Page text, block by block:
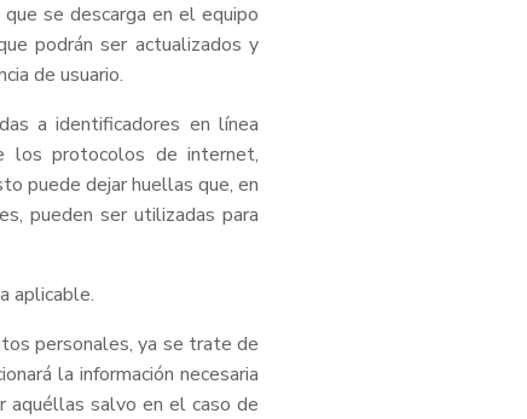
se descarga en el equipo
podrán ser actualizados y
de usuario.
a identificadores en línea
los protocolos de internet,
puede dejar huellas que, en
pueden ser utilizadas para
aplicable.
personales, ya se trate de
la información necesaria
aquéllas salvo en el caso de